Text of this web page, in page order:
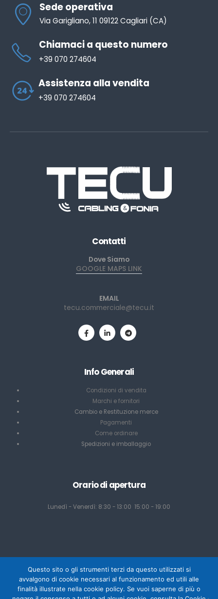
Sede operativa
Via Garigliano, 11 09122 Cagliari (CA)
Chiamaci a questo numero
+39 070 274604
Assistenza alla vendita
+39 070 274604
Contatti
Dove Siamo
GOOGLE MAPS LINK
EMAIL
tecu.commerciale@tecu.it
Info Generali
Condizioni di vendita
Marchi e fornitori
Cambio e Restituzione merce
Pagamenti
Come ordinare
Spedizioni e imballaggio
Orario di apertura
Lunedì - Venerdì: 8:30 - 13:00 15:00 - 19:00
Questo sito o gli strumenti terzi da questo utilizzati si
avvalgono di cookie necessari al funzionamento ed utili alle
finalità illustrate nella cookie policy. Se vuoi saperne di più o